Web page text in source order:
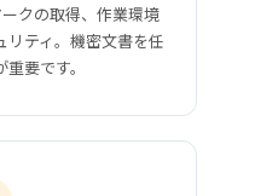
クの取得、作業環境
リティ。機密文書を任
要です。